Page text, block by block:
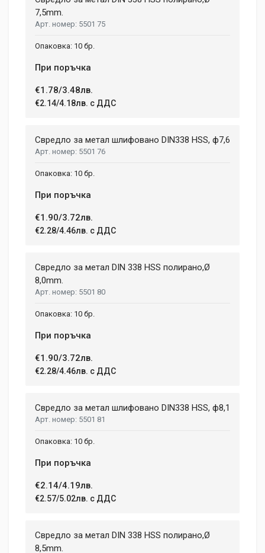
7,5mm.
5501 75
10 бр.
При поръчка
€1.78/3.48лв.
€2.14/4.18лв. с ДДС
Свредло за метал шлифовано DIN338 HSS, ф7,6
5501 76
10 бр.
При поръчка
€1.90/3.72лв.
€2.28/4.46лв. с ДДС
Свредло за метал DIN 338 HSS полирано,Ø
8,0mm.
5501 80
10 бр.
При поръчка
€1.90/3.72лв.
€2.28/4.46лв. с ДДС
Свредло за метал шлифовано DIN338 HSS, ф8,1
5501 81
10 бр.
При поръчка
€2.14/4.19лв.
€2.57/5.02лв. с ДДС
Свредло за метал DIN 338 HSS полирано,Ø
8,5mm.